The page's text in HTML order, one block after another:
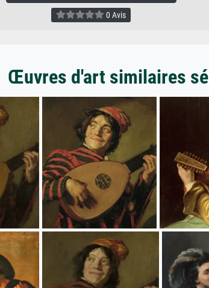
0 Avis
Œuvres d'art similaires